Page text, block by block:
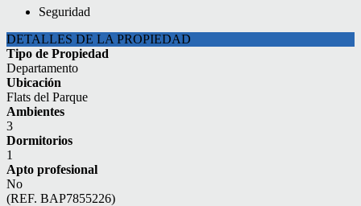
Seguridad
DETALLES DE LA PROPIEDAD
Tipo de Propiedad
Departamento
Ubicación
Flats del Parque
Ambientes
3
Dormitorios
1
Apto profesional
No
(REF. BAP7855226)